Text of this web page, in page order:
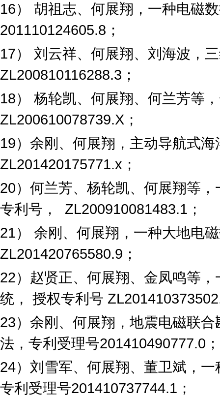
16） 胡祖志、何展翔，一种电磁
201110124605.8 ；
17） 刘云祥、何展翔、刘海波，
ZL200810116288.3 ；
18） 杨轮凯、何展翔、何兰芳等
ZL200610078739.X ；
19）余刚、何展翔，主动导航式
ZL201420175771.x ；
20）何兰芳、杨轮凯、何展翔等
专利号，
ZL200910081483.1 ；
21） 余刚、何展翔，一种大地电
ZL201420765580.9 ；
22）赵贤正、何展翔、金凤鸣等
统，
授权专利号
23）余刚、何展翔，地震电磁联
法，专利受理号201410490777.0 ；
24）刘雪军、何展翔、董卫斌，
专利受理号201410737744.1 ；